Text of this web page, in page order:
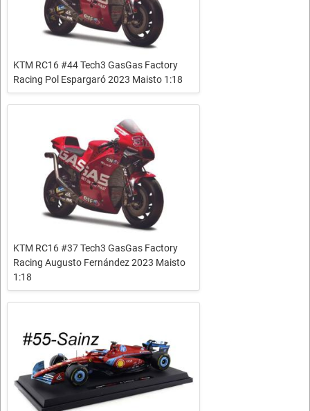
KTM RC16 #44 Tech3 GasGas Factory
Racing Pol Espargaró 2023 Maisto 1:18
KTM RC16 #37 Tech3 GasGas Factory
Racing Augusto Fernández 2023 Maisto
1:18